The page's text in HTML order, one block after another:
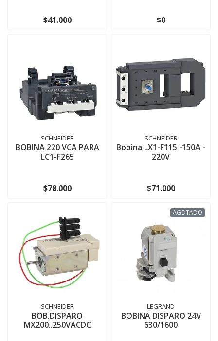
$41.000 $0
SCHNEIDER
BOBINA 220 VCA PARA
LC1-F265
$78.000
SCHNEIDER
Bobina LX1-F115 -150A -
220V
$71.000
SCHNEIDER
BOB.DISPARO
MX200..250VACDC
AGOTADO
LEGRAND
BOBINA DISPARO 24V
630/1600